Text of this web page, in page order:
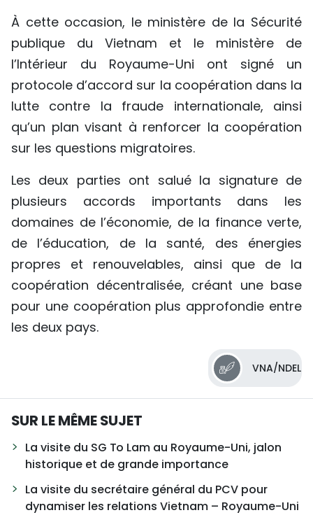
À cette occasion, le ministère de la Sécurité
publique du Vietnam et le ministère de
l’Intérieur du Royaume-Uni ont signé un
protocole d’accord sur la coopération dans la
lutte contre la fraude internationale, ainsi
qu’un plan visant à renforcer la coopération
sur les questions migratoires.
Les deux parties ont salué la signature de
plusieurs accords importants dans les
domaines de l’économie, de la finance verte,
de l’éducation, de la santé, des énergies
propres et renouvelables, ainsi que de la
coopération décentralisée, créant une base
pour une coopération plus approfondie entre
les deux pays.
VNA/NDEL
SUR LE MÊME SUJET
La visite du SG To Lam au Royaume-Uni, jalon
historique et de grande importance
La visite du secrétaire général du PCV pour
dynamiser les relations Vietnam – Royaume-Uni